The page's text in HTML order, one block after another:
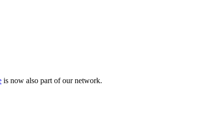
is now also part of our network.